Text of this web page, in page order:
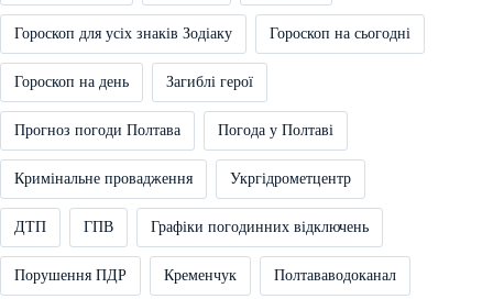
Гороскоп для усіх знаків Зодіаку Гороскоп на сьогодні
Гороскоп на день Загиблі герої
Прогноз погоди Полтава Погода у Полтаві
Кримінальне провадження Укргідрометцентр
ДТП ГПВ Графіки погодинних відключень
Порушення ПДР Кременчук Полтававодоканал